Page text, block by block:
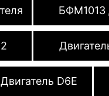
БФМ1013
Двигатель D6E